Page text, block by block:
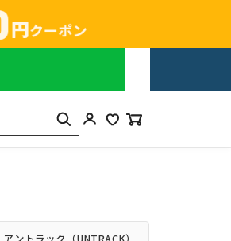
アントラック（UNTRACK）